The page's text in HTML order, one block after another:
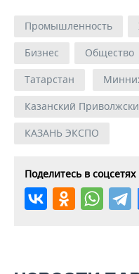
Промышленность
Бизнес
Общество
Татарстан
Казанский
КАЗАНЬ ЭКСПО
Поделитесь в соцсетях